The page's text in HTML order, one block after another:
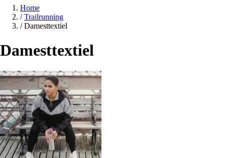
Home
/ Trailrunning
/ Damesttextiel
Damesttextiel